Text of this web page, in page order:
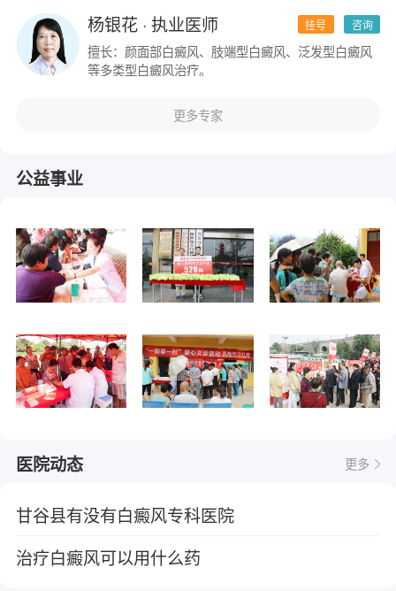
咨询
挂号
杨银花· 执业医师
擅长：颜面部白癜风、肢端型白癜风、泛发型白癜风
等多类型白癜风治疗。
更多专家
公益事业
医院动态 更多
甘谷县有没有白癜风专科医院
治疗白癜风可以用什么药